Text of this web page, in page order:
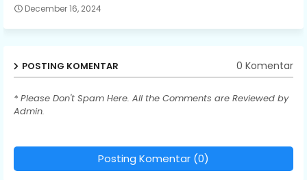
December 16, 2024
POSTING KOMENTAR 0 Komentar
* Please Don't Spam Here. All the Comments are Reviewed by
Admin.
Posting Komentar (0)